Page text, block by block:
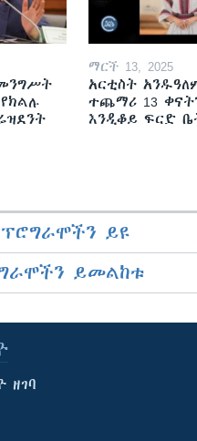
ማርች 13, 2025
አርቲስት
ተጨማሪ 13
እንዲቆይ ፍርድ
ይዩ
ይመልከቱ
ዘገባ